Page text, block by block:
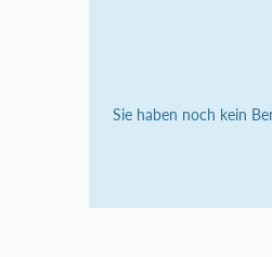
Sie haben noch kein